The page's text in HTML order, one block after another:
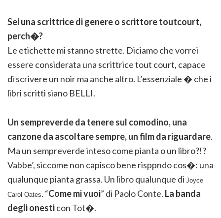
Sei una scrittrice di genere o scrittore toutcourt,
perch�?
Le etichette mi stanno strette. Diciamo che vorrei
essere considerata una scrittrice tout court, capace
di scrivere un noir ma anche altro. L’essenziale � che i
libri scritti siano BELLI.
Un sempreverde da tenere sul comodino, una
canzone da ascoltare sempre, un film da riguardare.
Ma un sempreverde inteso come pianta o un libro?!?
Vabbe’, siccome non capisco bene risppndo cos�: una
qualunque pianta grassa. Un libro qualunque di Joyce
Carol Oates. “Come mi vuoi” di Paolo Conte. La banda
degli onesticon Tot�.